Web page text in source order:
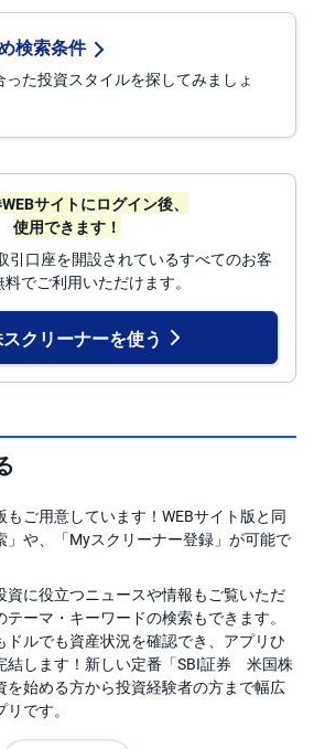
検索条件
った投資スタイルを探してみましょ
サイトにログイン後、
使用できます！
引口座を開設されているすべてのお客
でご利用いただけます。
クリーナーを使う
ご用意しています！WEBサイト版と同
」や、「Myスクリーナー登録」が可能で
資に役立つニュースや情報もご覧いただ
ーマ・キーワードの検索もできます。
ドルでも資産状況を確認でき、アプリひ
結します！新しい定番「SBI証券 米国株
を始める方から投資経験者の方まで幅広
です。